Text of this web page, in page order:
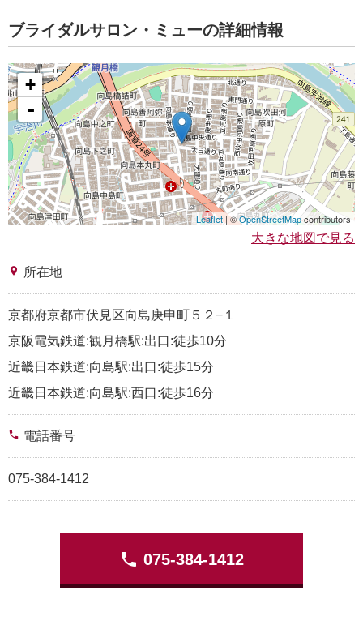
ブライダルサロン・ミューの詳細情報
+
-
Leaflet | ©OpenStreetMapcontributors
大きな地図で見る
place 所在地
京都府京都市伏見区向島庚申町５２−１
京阪電気鉄道:観月橋駅:出口:徒歩10分
近畿日本鉄道:向島駅:出口:徒歩15分
近畿日本鉄道:向島駅:西口:徒歩16分
phone 電話番号
075-384-1412
phone 075-384-1412